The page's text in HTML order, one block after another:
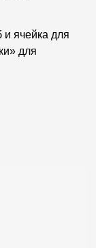
и ячейка для
для